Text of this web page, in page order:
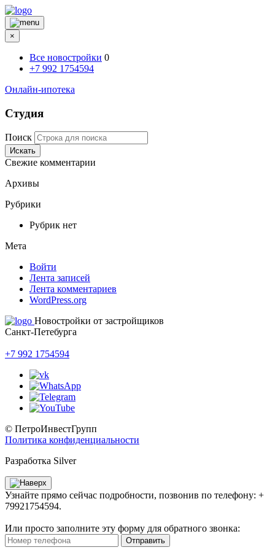
×
Все новостройки 0
+7 992 1754594
Онлайн-ипотека
Студия
Поиск
Искать
Свежие комментарии
Архивы
Рубрики
Рубрик нет
Мета
Войти
Лента записей
Лента комментариев
WordPress.org
Новостройки от застройщиков
Санкт-Петебурга
+7 992 1754594
© ПетроИнвестГрупп
Политика конфиденциальности
Разработка Silver
Узнайте прямо сейчас подробности, позвонив по телефону: +
79921754594.
Или просто заполните эту форму для обратного звонка:
Отправить